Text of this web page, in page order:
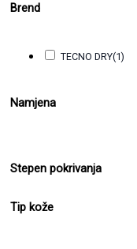
Brend
TECNO DRY(1)
Namjena
Stepen pokrivanja
Tip kože